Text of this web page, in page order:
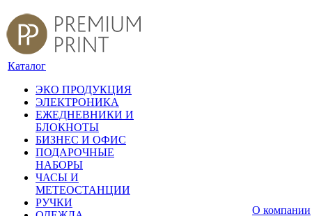
Каталог
ЭКО ПРОДУКЦИЯ
ЭЛЕКТРОНИКА
ЕЖЕДНЕВНИКИ И
БЛОКНОТЫ
БИЗНЕС И ОФИС
ПОДАРОЧНЫЕ
НАБОРЫ
ЧАСЫ И
МЕТЕОСТАНЦИИ
РУЧКИ
О компании